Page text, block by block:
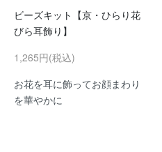
ビーズキット【京・ひらり花
びら耳飾り】
1,265円(税込)
お花を耳に飾ってお顔まわり
を華やかに